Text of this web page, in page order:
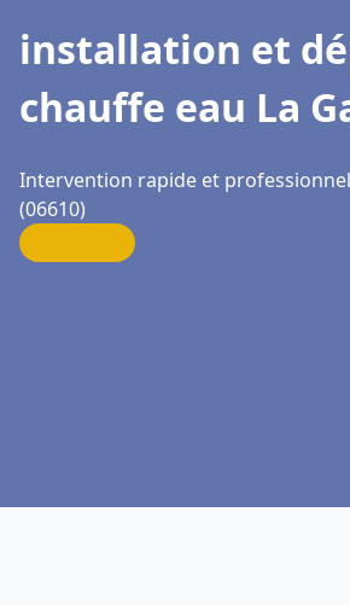
installation et
chauffe eau La
Intervention rapide et
(06610)